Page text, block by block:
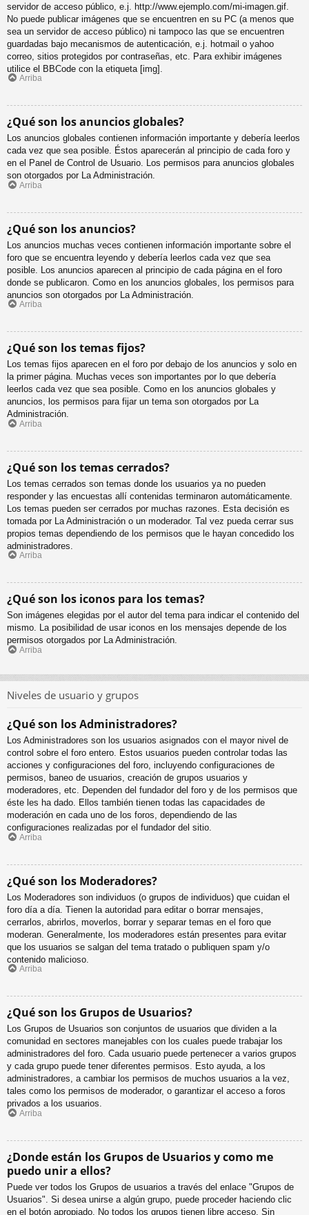
servidor de acceso público, e.j. http://www.ejemplo.com/mi-imagen.gif.
No puede publicar imágenes que se encuentren en su PC (a menos que
sea un servidor de acceso público) ni tampoco las que se encuentren
guardadas bajo mecanismos de autenticación, e.j. hotmail o yahoo
correo, sitios protegidos por contraseñas, etc. Para exhibir imágenes
utilice el BBCode con la etiqueta [img].
Arriba
¿Qué son los anuncios globales?
Los anuncios globales contienen información importante y debería leerlos
cada vez que sea posible. Éstos aparecerán al principio de cada foro y
en el Panel de Control de Usuario. Los permisos para anuncios globales
son otorgados por La Administración.
Arriba
¿Qué son los anuncios?
Los anuncios muchas veces contienen información importante sobre el
foro que se encuentra leyendo y debería leerlos cada vez que sea
posible. Los anuncios aparecen al principio de cada página en el foro
donde se publicaron. Como en los anuncios globales, los permisos para
anuncios son otorgados por La Administración.
Arriba
¿Qué son los temas fijos?
Los temas fijos aparecen en el foro por debajo de los anuncios y solo en
la primer página. Muchas veces son importantes por lo que debería
leerlos cada vez que sea posible. Como en los anuncios globales y
anuncios, los permisos para fijar un tema son otorgados por La
Administración.
Arriba
¿Qué son los temas cerrados?
Los temas cerrados son temas donde los usuarios ya no pueden
responder y las encuestas allí contenidas terminaron automáticamente.
Los temas pueden ser cerrados por muchas razones. Esta decisión es
tomada por La Administración o un moderador. Tal vez pueda cerrar sus
propios temas dependiendo de los permisos que le hayan concedido los
administradores.
Arriba
¿Qué son los iconos para los temas?
Son imágenes elegidas por el autor del tema para indicar el contenido del
mismo. La posibilidad de usar iconos en los mensajes depende de los
permisos otorgados por La Administración.
Arriba
Niveles de usuario y grupos
¿Qué son los Administradores?
Los Administradores son los usuarios asignados con el mayor nivel de
control sobre el foro entero. Estos usuarios pueden controlar todas las
acciones y configuraciones del foro, incluyendo configuraciones de
permisos, baneo de usuarios, creación de grupos usuarios y
moderadores, etc. Dependen del fundador del foro y de los permisos que
éste les ha dado. Ellos también tienen todas las capacidades de
moderación en cada uno de los foros, dependiendo de las
configuraciones realizadas por el fundador del sitio.
Arriba
¿Qué son los Moderadores?
Los Moderadores son individuos (o grupos de individuos) que cuidan el
foro día a día. Tienen la autoridad para editar o borrar mensajes,
cerrarlos, abrirlos, moverlos, borrar y separar temas en el foro que
moderan. Generalmente, los moderadores están presentes para evitar
que los usuarios se salgan del tema tratado o publiquen spam y/o
contenido malicioso.
Arriba
¿Qué son los Grupos de Usuarios?
Los Grupos de Usuarios son conjuntos de usuarios que dividen a la
comunidad en sectores manejables con los cuales puede trabajar los
administradores del foro. Cada usuario puede pertenecer a varios grupos
y cada grupo puede tener diferentes permisos. Esto ayuda, a los
administradores, a cambiar los permisos de muchos usuarios a la vez,
tales como los permisos de moderador, o garantizar el acceso a foros
privados a los usuarios.
Arriba
¿Donde están los Grupos de Usuarios y como me
puedo unir a ellos?
Puede ver todos los Grupos de usuarios a través del enlace "Grupos de
Usuarios". Si desea unirse a algún grupo, puede proceder haciendo clic
en el botón apropiado. No todos los grupos tienen libre acceso. Sin